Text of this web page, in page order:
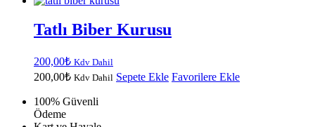
Tatlı Biber Kurusu
200,00₺ Kdv Dahil
200,00₺ Kdv Dahil Sepete Ekle Favorilere Ekle
100% Güvenli
Ödeme